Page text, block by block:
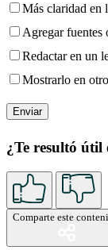
Más claridad en
Agregar fuentes
Redactar en un
Mostrarlo en
¿Te resultó útil
Comparte este